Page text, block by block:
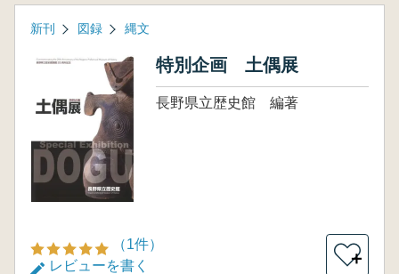
新刊 図録 縄文
特別企画 土偶展
長野県立歴史館 編著
（1件）
レビューを書く
＋